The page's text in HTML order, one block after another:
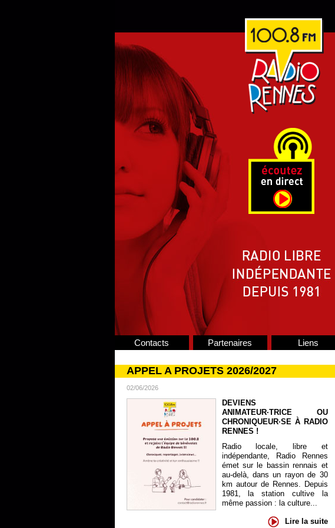
Contacts Partenaires Liens
APPEL A PROJETS 2026/2027
02/06/2026
DEVIENS
ANIMATEUR·TRICE OU
CHRONIQUEUR·SE À RADIO
RENNES !
Radio locale, libre et
indépendante, Radio Rennes
émet sur le bassin rennais et
au-delà, dans un rayon de 30
km autour de Rennes. Depuis
1981, la station cultive la
même passion : la culture...
Lire la suite